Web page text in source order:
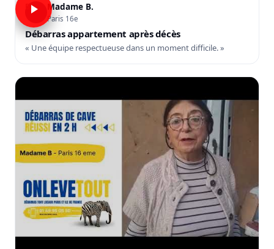
Madame B.
Paris 16e
Débarras appartement après décès
« Une équipe respectueuse dans un moment difficile. »